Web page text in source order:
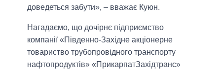
доведеться забути», – вважає Куюн.
Нагадаємо, що дочірнє підприємство
компанії «Південно-Західне акціонерне
товариство трубопровідного транспорту
нафтопродуктів» «ПрикарпатЗахідтранс»